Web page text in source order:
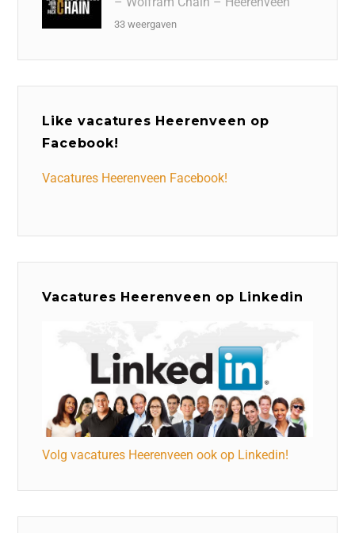
33 weergaven
Like vacatures Heerenveen op
Facebook!
Vacatures Heerenveen Facebook!
Vacatures Heerenveen op Linkedin
Volg vacatures Heerenveen ook op Linkedin!